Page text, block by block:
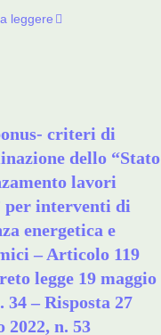
leggere
criteri di
dello “Stato
lavori
per interventi di
energetica e
– Articolo 119
legge 19 maggio
34 – Risposta 27
2022, n. 53